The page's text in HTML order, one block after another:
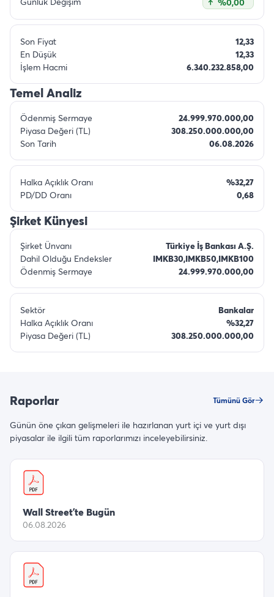
Son Fiyat
12,33
En Düşük
12,33
İşlem Hacmi
6.340.232.858,00
Temel Analiz
Ödenmiş Sermaye
24.999.970.000,00
Piyasa Değeri (TL)
308.250.000.000,00
Son Tarih
06.08.2026
Halka Açıklık Oranı
%32,27
PD/DD Oranı
0,68
Şirket Künyesi
Şirket Ünvanı
Türkiye İş Bankası A.Ş.
Dahil Olduğu Endeksler
IMKB30,IMKB50,IMKB100
Ödenmiş Sermaye
24.999.970.000,00
Sektör
Bankalar
Halka Açıklık Oranı
%32,27
Piyasa Değeri (TL)
308.250.000.000,00
Raporlar Tümünü Gör
Günün öne çıkan gelişmeleri ile hazırlanan yurt içi ve yurt dışı
piyasalar ile ilgili tüm raporlarımızı inceleyebilirsiniz.
Wall Street’te Bugün
06.08.2026